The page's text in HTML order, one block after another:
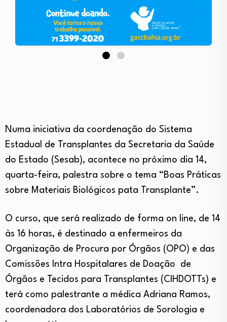
Numa iniciativa da coordenação do Sistema
Estadual de Transplantes da Secretaria da Saúde
do Estado (Sesab), acontece no próximo dia 14,
quarta-feira, palestra sobre o tema “Boas Práticas
sobre Materiais Biológicos pata Transplante”.
O curso, que será realizado de forma on line, de 14
às 16 horas, é destinado a enfermeiros da
Organização de Procura por Órgãos (OPO) e das
Comissões Intra Hospitalares de Doação de
Órgãos e Tecidos para Transplantes (CIHDOTTs) e
terá como palestrante a médica Adriana Ramos,
coordenadora dos Laboratórios de Sorologia e